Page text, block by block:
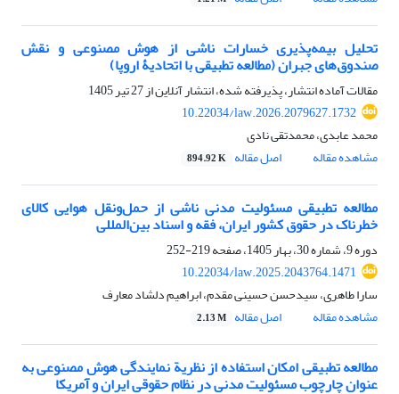
تحلیل بیمه‌پذیری خسارات ناشی از هوش مصنوعی و نقش
صندوق‌های جبران (مطالعه تطبیقی با اتحادیۀ اروپا)
مقالات آماده انتشار، پذیرفته شده، انتشار آنلاین از27 تیر 1405
10.22034/law.2026.2079627.1732
محمد عابدی، محمدتقی نادی
مشاهده مقاله
اصل مقاله 894.92 K
مطالعه تطبیقی مسئولیت مدنی ناشی از حمل‌ونقل هوایی کالای
خطرناک در حقوق کشور ایران، فقه و اسناد بین‌المللی
دوره 9، شماره 30، بهار 1405، صفحه
219-252
10.22034/law.2025.2043764.1471
سارا طاهری، سیدحسن حسینی مقدم، ابراهیم دلشاد معارف
مشاهده مقاله
اصل مقاله 2.13 M
مطالعه تطبیقی امکان استفاده از نظریة نمایندگی هوش مصنوعی به
عنوان چارچوب مسئولیت مدنی در نظام حقوقی ایران و آمریکا